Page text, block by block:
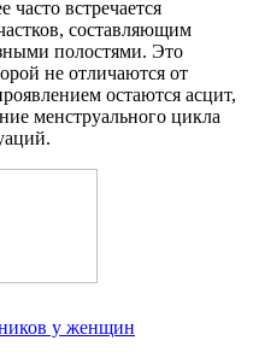
встречается
составляющим
полостями. Это
не отличаются от
остаются асцит,
менструального цикла
у женщин